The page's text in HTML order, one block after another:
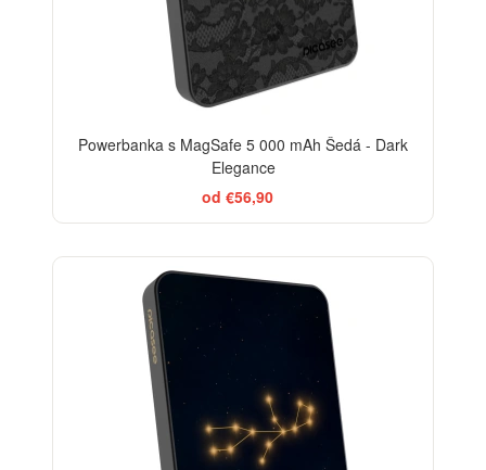
Powerbanka s MagSafe 5 000 mAh Šedá - Dark
Elegance
od €56,90